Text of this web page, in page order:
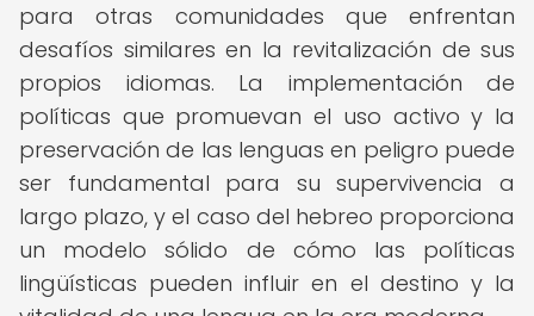
para otras comunidades que enfrentan
desafíos similares en la revitalización de sus
propios idiomas. La implementación de
políticas que promuevan el uso activo y la
preservación de las lenguas en peligro puede
ser fundamental para su supervivencia a
largo plazo, y el caso del hebreo proporciona
un modelo sólido de cómo las políticas
lingüísticas pueden influir en el destino y la